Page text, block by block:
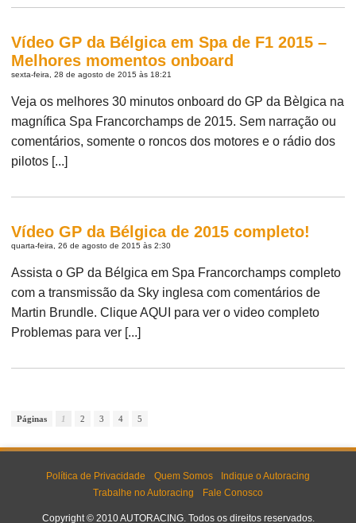
Vídeo GP da Bélgica em Spa de F1 2015 –
Melhores momentos onboard
sexta-feira, 28 de agosto de 2015 às 18:21
Veja os melhores 30 minutos onboard do GP da Bèlgica na
magnífica Spa Francorchamps de 2015. Sem narração ou
comentários, somente o roncos dos motores e o rádio dos
pilotos [...]
Vídeo GP da Bélgica de 2015 completo!
quarta-feira, 26 de agosto de 2015 às 2:30
Assista o GP da Bélgica em Spa Francorchamps completo
com a transmissão da Sky inglesa com comentários de
Martin Brundle. Clique AQUI para ver o video completo
Problemas para ver [...]
Páginas 1 2 3 4 5
Política de Privacidade Quem Somos
Indique o Autoracing
Trabalhe no Autoracing
Fale Conosco
Copyright © 2010 AUTORACING. Todos os direitos reservados.